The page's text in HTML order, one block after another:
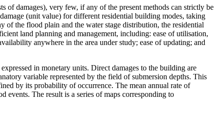
of damages), very few, if any of the present methods can strictly be
(unit value) for different residential building modes, taking
the flood plain and the water stage distribution, the residential
land planning and management, including: ease of utilisation,
anywhere in the area under study; ease of updating; and
in monetary units. Direct damages to the building are
variable represented by the field of submersion depths. This
by its probability of occurrence. The mean annual rate of
events. The result is a series of maps corresponding to